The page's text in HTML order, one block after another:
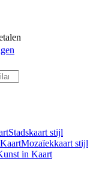
Stadskaart stijl
Mozaïekkaart stijl